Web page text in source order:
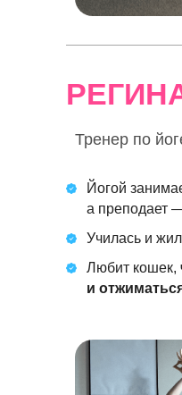
Йогой
а преподает
Училась и
Любит кошек,
и
Тренер по